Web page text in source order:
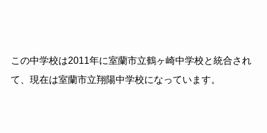
この中学校は2011年に室蘭市立鶴ヶ崎中学校と統合され
て、現在は室蘭市立翔陽中学校になっています。